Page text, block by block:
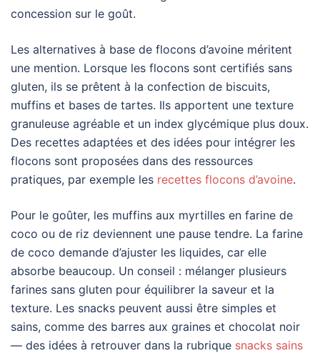
concession sur le goût.
Les alternatives à base de flocons d’avoine méritent
une mention. Lorsque les flocons sont certifiés sans
gluten, ils se prêtent à la confection de biscuits,
muffins et bases de tartes. Ils apportent une texture
granuleuse agréable et un index glycémique plus doux.
Des recettes adaptées et des idées pour intégrer les
flocons sont proposées dans des ressources
pratiques, par exemple les recettes flocons d’avoine.
Pour le goûter, les muffins aux myrtilles en farine de
coco ou de riz deviennent une pause tendre. La farine
de coco demande d’ajuster les liquides, car elle
absorbe beaucoup. Un conseil : mélanger plusieurs
farines sans gluten pour équilibrer la saveur et la
texture. Les snacks peuvent aussi être simples et
sains, comme des barres aux graines et chocolat noir
— des idées à retrouver dans la rubrique snacks sains